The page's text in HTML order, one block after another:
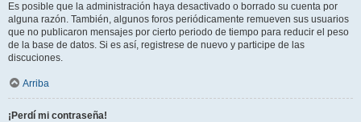
Es posible que la administración haya desactivado o borrado su cuenta por
alguna razón. También, algunos foros periódicamente remueven sus usuarios
que no publicaron mensajes por cierto periodo de tiempo para reducir el peso
de la base de datos. Si es así, registrese de nuevo y participe de las
discuciones.
Arriba
¡Perdí mi contraseña!